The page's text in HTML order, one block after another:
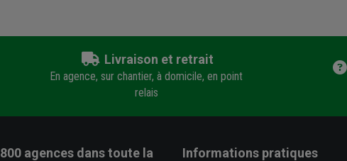
Livraison et retrait
En agence, sur chantier, à domicile, en point
relais
800 agencesdans toute la
Informations pratiques